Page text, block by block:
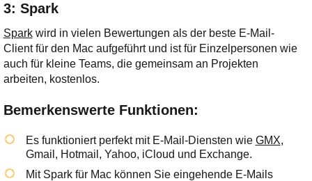
3: Spark
Sparkwird in vielen Bewertungen als der beste E-Mail-
Client für den Mac aufgeführt und ist für Einzelpersonen wie
auch für kleine Teams, die gemeinsam an Projekten
arbeiten, kostenlos.
Bemerkenswerte Funktionen:
Es funktioniert perfekt mit E-Mail-Diensten wie GMX,
Gmail, Hotmail, Yahoo, iCloud und Exchange.
Mit Spark für Mac können Sie eingehende E-Mails